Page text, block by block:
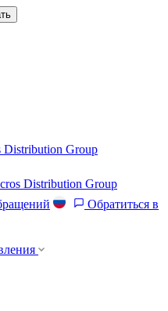
Group
Distribution Group
Обратиться в